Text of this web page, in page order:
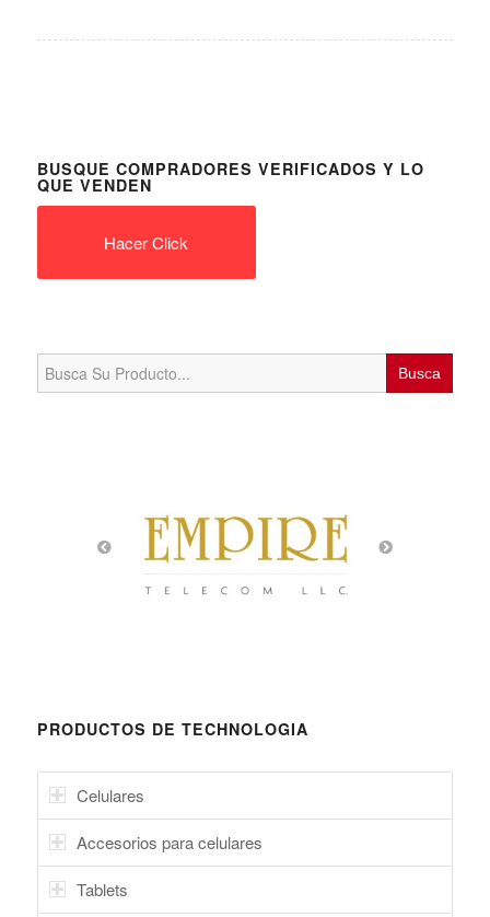
BUSQUE COMPRADORES VERIFICADOS Y LO
QUE VENDEN
Hacer Click
Search
for:
PRODUCTOS DE TECHNOLOGIA
Celulares
Accesorios para celulares
Tablets